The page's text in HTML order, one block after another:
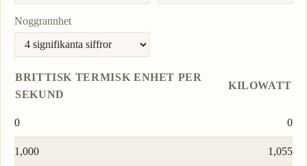
Noggrannhet
BRITTISK TERMISK ENHET PER
SEKUND
KILOWATT
0 0
1,000 1,055